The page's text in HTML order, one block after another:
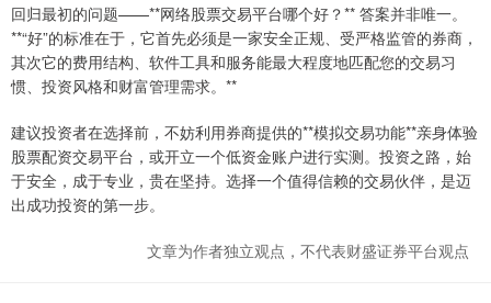
回归最初的问题——**网络股票交易平台哪个好？** 答案并非唯一。
**“好”的标准在于，它首先必须是一家安全正规、受严格监管的券商，
其次它的费用结构、软件工具和服务能最大程度地匹配您的交易习
惯、投资风格和财富管理需求。**
建议投资者在选择前，不妨利用券商提供的**模拟交易功能**亲身体验
股票配资交易平台，或开立一个低资金账户进行实测。投资之路，始
于安全，成于专业，贵在坚持。选择一个值得信赖的交易伙伴，是迈
出成功投资的第一步。
文章为作者独立观点，不代表财盛证券平台观点